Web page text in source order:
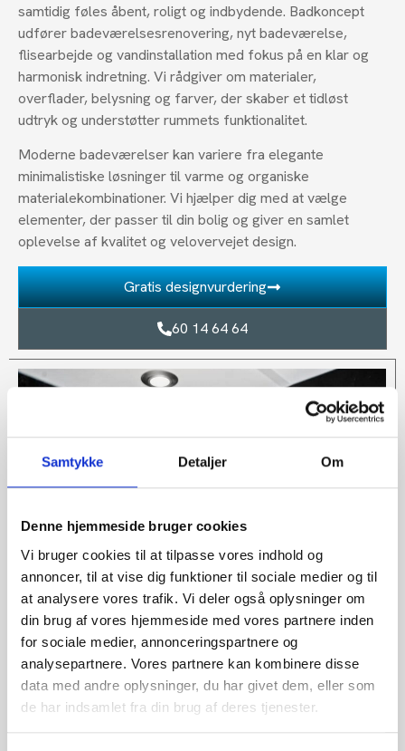
Samtykke Detaljer Om
Denne hjemmeside bruger cookies
Vi bruger cookies til at tilpasse vores indhold og
annoncer, til at vise dig funktioner til sociale medier og til
at analysere vores trafik. Vi deler også oplysninger om
din brug af vores hjemmeside med vores partnere inden
for sociale medier, annonceringspartnere og
analysepartnere. Vores partnere kan kombinere disse
data med andre oplysninger, du har givet dem, eller som
de har indsamlet fra din brug af deres tjenester.
samtidig føles åbent, roligt og indbydende. Badkoncept
udfører badeværelsesrenovering, nyt badeværelse,
flisearbejde og vandinstallation med fokus på en klar og
harmonisk indretning. Vi rådgiver om materialer,
overflader, belysning og farver, der skaber et tidløst
udtryk og understøtter rummets funktionalitet.
Moderne badeværelser kan variere fra elegante
minimalistiske løsninger til varme og organiske
materialekombinationer. Vi hjælper dig med at vælge
elementer, der passer til din bolig og giver en samlet
oplevelse af kvalitet og velovervejet design.
Gratis designvurdering
60 14 64 64
TEKNISK KORREKT